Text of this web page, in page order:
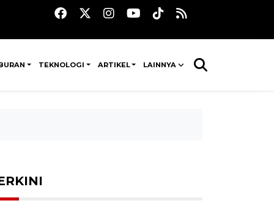
TEKNOLOGI ARTIKEL LAINNYA